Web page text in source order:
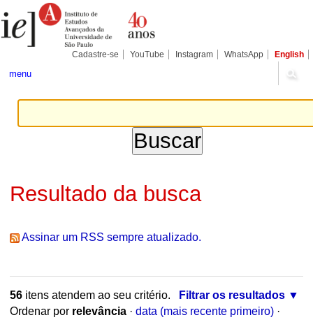
para
conteúdo.
Pessoais
Cadastre-se YouTube Instagram WhatsApp English
menu
Resultado da busca
Assinar um RSS sempre atualizado.
56itens atendem ao seu critério.
Filtrar os resultados
Ordenar por relevância · data (mais recente primeiro) ·